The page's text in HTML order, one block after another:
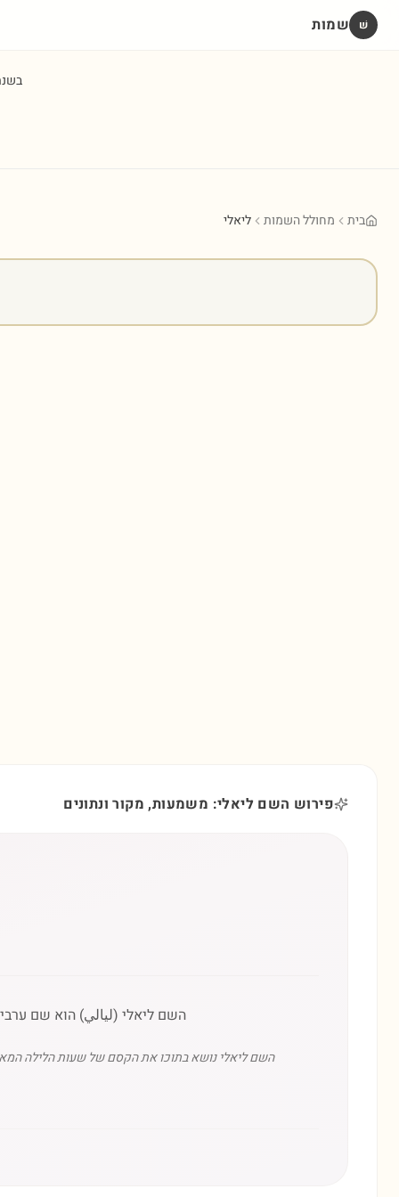
שׁ שמות
בית מחולל השמות ליאלי
פירוש השם ליאלי: משמעות, מקור ונתונים
השם ליאלי (ليالي) הוא שם
השם ליאלי נושא בתוכו את הקסם של שעות הלילה